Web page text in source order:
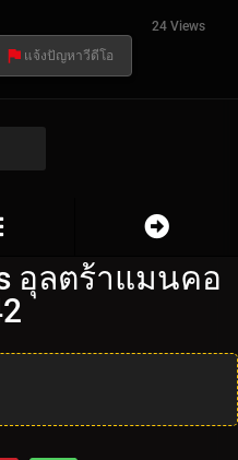
24 Views
แจ้งปัญหาวีดีโอ
อุลตร้าแมนคอ